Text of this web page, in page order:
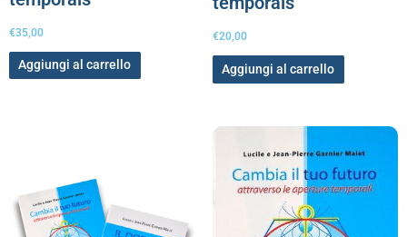
€35,00
Aggiungi al carrello
€20,00
Aggiungi al carrello